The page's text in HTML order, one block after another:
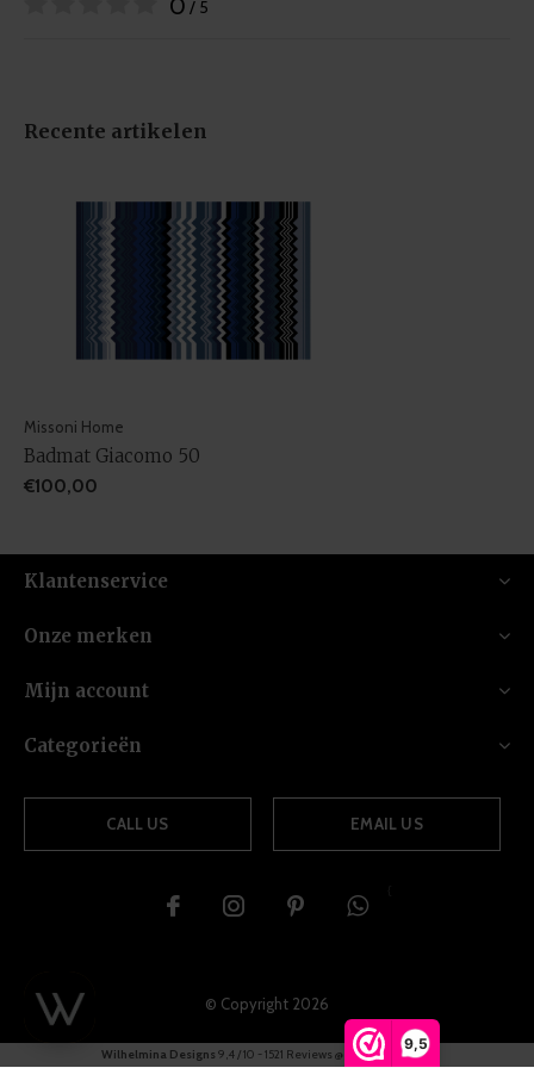
9,5
0 / 5
Recente artikelen
Missoni Home
Badmat Giacomo 50
€100,00
Klantenservice
Onze merken
Mijn account
Categorieën
CALL US EMAIL US
© Copyright 2026
Wilhelmina Designs 9,4/10 -1521 Reviews @ Webwinkelkeur